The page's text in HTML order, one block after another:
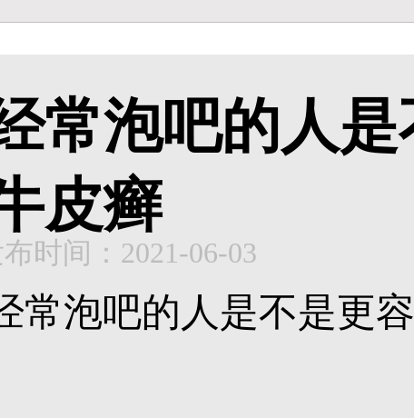
常泡吧的人
皮癣
时间：2021-06-03
常泡吧的人是不是更